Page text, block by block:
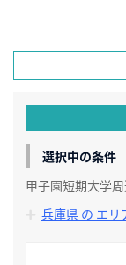
選択中の条件
甲子園短期大学
兵庫県 の エリ